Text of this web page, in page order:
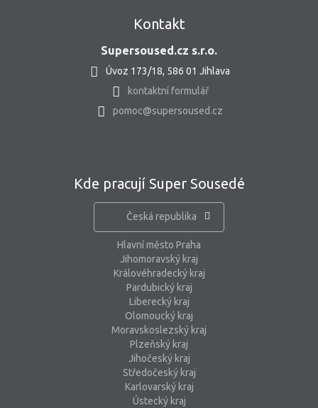
Kontakt
Supersoused.cz s.r.o.
Úvoz 173/18, 586 01 Jihlava
kontaktní formulář
pomoc@supersoused.cz
Kde pracují Super Sousedé
Česká republika
Hlavní město Praha
Jihomoravský kraj
Královéhradecký kraj
Pardubický kraj
Liberecký kraj
Olomoucký kraj
Moravskoslezský kraj
Plzeňský kraj
Jihočeský kraj
Středočeský kraj
Karlovarský kraj
Ústecký kraj